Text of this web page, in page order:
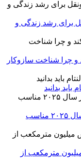
برای رشد زندگی و
چرا شناخت سازوکار
بدانید
آیا دوج‌کوین برای سرمایه‌گذاری در سال ۲۰۲۵ مناسب
مترمکعب از